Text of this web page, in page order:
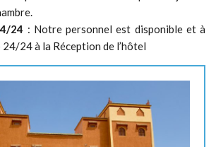
24 : Notre personnel est disponible et à
24 à la Réception de l’hôtel